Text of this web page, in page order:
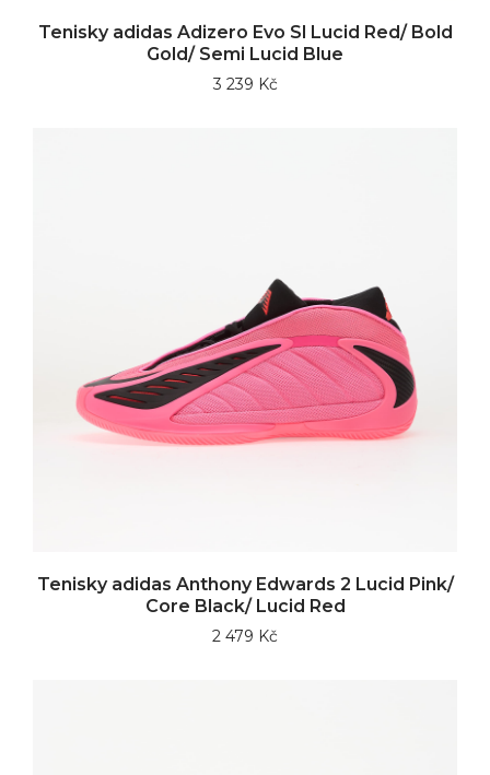
Tenisky adidas Adizero Evo Sl Lucid Red/ Bold
Gold/ Semi Lucid Blue
3 239 Kč
Tenisky adidas Anthony Edwards 2 Lucid Pink/
Core Black/ Lucid Red
2 479 Kč